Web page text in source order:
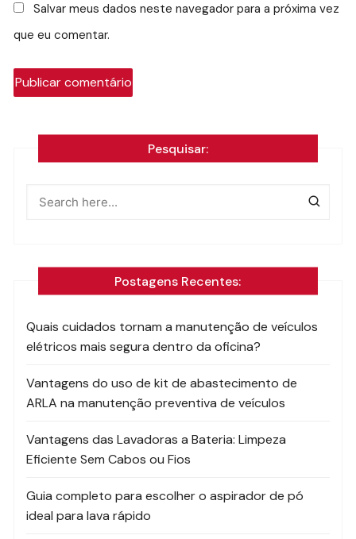
Salvar meus dados neste navegador para a próxima vez
que eu comentar.
Pesquisar:
Postagens Recentes:
Quais cuidados tornam a manutenção de veículos
elétricos mais segura dentro da oficina?
Vantagens do uso de kit de abastecimento de
ARLA na manutenção preventiva de veículos
Vantagens das Lavadoras a Bateria: Limpeza
Eficiente Sem Cabos ou Fios
Guia completo para escolher o aspirador de pó
ideal para lava rápido